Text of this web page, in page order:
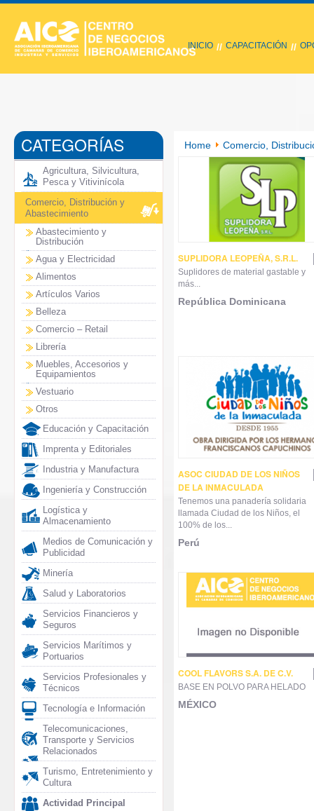
INICIO // CAPACITACIÓN //
CATEGORÍAS
Agricultura, Silvicultura,
Pesca y Vitivinícola
Comercio, Distribución y
Abastecimiento
Abastecimiento y
Distribución
Agua y Electricidad
Alimentos
Artículos Varios
Belleza
Comercio – Retail
Librería
Muebles, Accesorios y
Equipamientos
Vestuario
Otros
Educación y Capacitación
Imprenta y Editoriales
Industria y Manufactura
Ingeniería y Construcción
Logística y
Almacenamiento
Medios de Comunicación y
Publicidad
Minería
Salud y Laboratorios
Servicios Financieros y
Seguros
Servicios Marítimos y
Portuarios
Servicios Profesionales y
Técnicos
Tecnología e Información
Telecomunicaciones,
Transporte y Servicios
Relacionados
Turismo, Entretenimiento y
Cultura
Actividad Principal
Home Comercio,
SUPLIDORA LEOPEÑA, S.R.L.
Suplidores de material gastable y
más...
República Dominicana
ASOC CIUDAD DE LOS NIÑOS
DE LA INMACULADA
Tenemos una panadería solidaria
llamada Ciudad de los Niños, el
100% de los...
Perú
COOL FLAVORS S.A. DE C.V.
BASE EN POLVO PARA HELADO
MÉXICO